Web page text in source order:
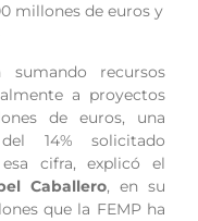
millones de euros y
recursos
a proyectos
de euros, una
14% solicitado
cifra, explicó el
Caballero, en su
que la FEMP ha